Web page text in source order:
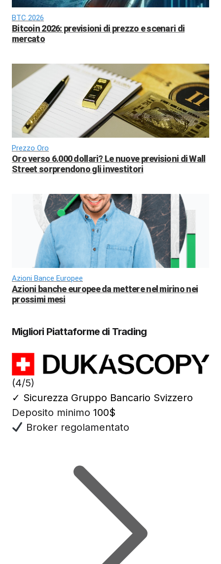
BTC 2026
Bitcoin 2026: previsioni di prezzo e scenari di
mercato
Prezzo Oro
Oro verso 6.000 dollari? Le nuove previsioni di Wall
Street sorprendono gli investitori
Azioni Bance Europee
Azioni banche europee da mettere nel mirino nei
prossimi mesi
Migliori Piattaforme di Trading
(4/5)
✓ Sicurezza Gruppo Bancario Svizzero
Deposito minimo 100$
Broker regolamentato